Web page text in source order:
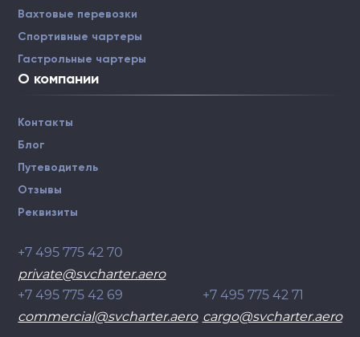
Вахтовые перевозки
Спортивные чартеры
Гастрольные чартеры
О компании
Контакты
Блог
Путеводитель
Отзывы
Реквизиты
+7 495 775 42 70
private@svcharter.aero
+7 495 775 42 69
commercial@svcharter.aero
+7 495 775 42 71
cargo@svcharter.aero